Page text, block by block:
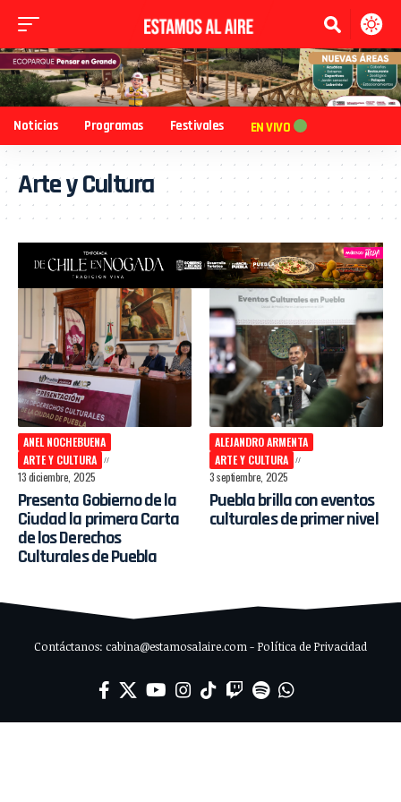
Noticias Programas Festivales EN VIVO
Arte y Cultura
ANEL NOCHEBUENA
ARTE Y CULTURA
13 diciembre, 2025
Presenta Gobierno de la
Ciudad la primera Carta
de los Derechos
Culturales de Puebla
ALEJANDRO ARMENTA
ARTE Y CULTURA
3 septiembre, 2025
Puebla brilla con eventos
culturales de primer nivel
Contáctanos: cabina@estamosalaire.com - Política de Privacidad